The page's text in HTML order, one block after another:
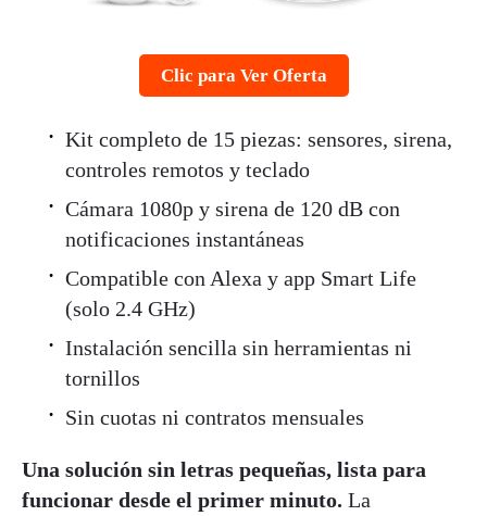
Clic para Ver Oferta
Kit completo de 15 piezas: sensores, sirena,
controles remotos y teclado
Cámara 1080p y sirena de 120 dB con
notificaciones instantáneas
Compatible con Alexa y app Smart Life
(solo 2.4 GHz)
Instalación sencilla sin herramientas ni
tornillos
Sin cuotas ni contratos mensuales
Una solución sin letras pequeñas, lista para
funcionar desde el primer minuto. La